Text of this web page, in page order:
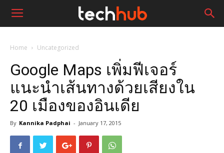
Home Uncategorized
Google Maps เพิ่มฟีเจอร์
แนะนำเส้นทางด้วยเสียงใน
20 เมืองของอินเดีย
By Kannika Padphai - January 17, 2015